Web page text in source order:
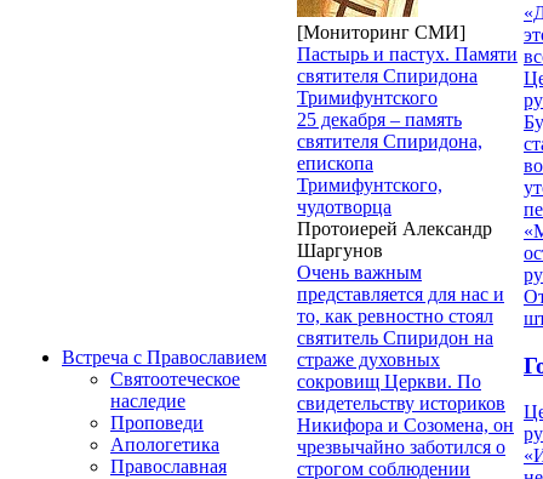
Встреча с Православием
Святоотеческое
наследие
Проповеди
Апологетика
Православная
[Мониторинг СМИ]
Пастырь и пастух. Памяти
святителя Спиридона
Тримифунтского
25 декабря – память
святителя Спиридона,
епископа
Тримифунтского,
чудотворца
Протоиерей Александр
Шаргунов
Очень важным
представляется для нас и
то, как ревностно стоял
святитель Спиридон на
страже духовных
сокровищ Церкви. По
свидетельству историков
Никифора и Созомена, он
чрезвычайно заботился о
строгом соблюдении